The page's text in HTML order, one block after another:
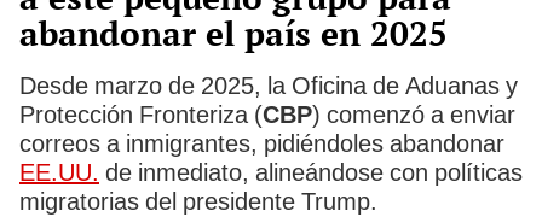
abandonar el país en 2025
Desde marzo de 2025, la Oficina de Aduanas y
Protección Fronteriza (CBP) comenzó a enviar
correos a inmigrantes, pidiéndoles abandonar
EE.UU. de inmediato, alineándose con políticas
migratorias del presidente Trump.